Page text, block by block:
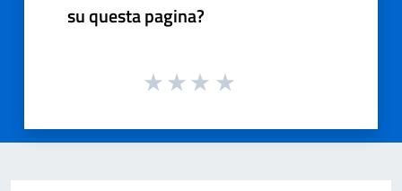
su questa pagina?